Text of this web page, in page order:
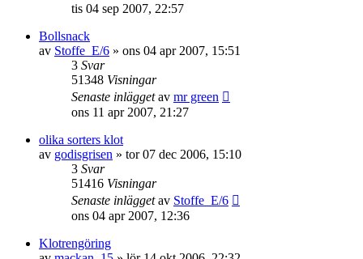
tis 04 sep 2007, 22:57
Bollsnack
av Stoffe_E/6 » ons 04 apr 2007, 15:51
3 Svar
51348 Visningar
Senaste inläggetav mr green
ons 11 apr 2007, 21:27
olika sorters klot
av godisgrisen » tor 07 dec 2006, 15:10
3 Svar
51416 Visningar
Senaste inläggetav Stoffe_E/6
ons 04 apr 2007, 12:36
Klotrengöring